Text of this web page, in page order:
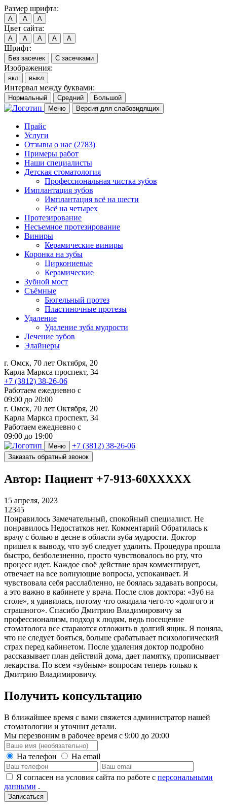
Размер шрифта:
A A A
Цвет сайта:
A A A A A
Шрифт:
Без засечек С засечками
Изображения:
вкл выкл
Интервал между буквами:
Нормальный Средний
Большой
Меню
Версия для слабовидящих
Прайс
Услуги
Отзывы о нас (2783)
Примеры работ
Наши специалисты
Детская стоматология
Профессиональная чистка зубов
Имплантация зубов
Имплантация всё на шести
Всё на четырех
Протезирование
Несъемное протезирование
Виниры
Керамические виниры
Коронка на зубы
Циркониевые
Керамические
Зубной мост
Съёмные
Бюгельный протез
Пластиночные протезы
Удаление
Удаление зуба мудрости
Лечение зубов
Элайнеры
г. Омск, 70 лет Октября, 20
Карла Маркса проспект, 34
+7 (3812) 38-26-06
Работаем ежедневно с
09:00 до 20:00
г. Омск, 70 лет Октября, 20
Карла Маркса проспект, 34
Работаем ежедневно с
09:00 до 19:00
Меню +7 (3812) 38-26-06
Заказать обратный звонок
Автор: Пациент +7-913-60XXXXX
15 апреля, 2023
1 2345
Понравилось Замечательный, спокойный специалист. Не
понравилось Недостатков нет. Комментарий Обратилась к
врачу с болью в десне в области зуба мудрости. Доктор
пришел к выводу, что зуб следует удалить. Процедура прошла
быстро, безболезненно, просто чувствовалось во рту, что
процесс идет. Каждое своё действие врач комментирует,
отвечает на все волнующие вопросы, успокаивает. Я
чувствовала себя расслабленно, не боялась задавать вопросы,
а это важно в кабинете у врача. После слов доктора: «Зуб на
столе», я удивилась, потому что ожидала чего-то «долгого и
страшного». Спасибо Дмитрию Владимировичу за
профессионализм, подход к людям, ведь посещение
стоматолога все стараются отложить в долгий ящик. Я поняла,
что не следует бояться, больше срабатывает психологический
страх перед кабинетом. После удаления доктор подробно
рассказывает план действий дома, дает памятку, прописывает
лекарства. По всем «зубным» вопросам теперь только к
Дмитрию Владимировичу.
Получить консультацию
В ближайшее время с вами свяжется администратор нашей
стоматологии и уточнит детали.
Мы перезвоним в рабочее время с 9:00 до 20:00
На телефон На email
Я согласен на условия сайта по работе с персональными
данными .
Записаться